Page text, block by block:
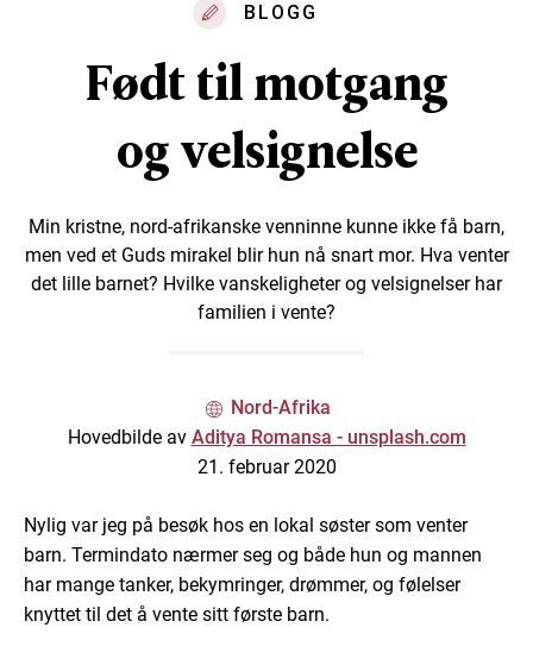
BLOGG
Født til motgang
og velsignelse
Min kristne, nord-afrikanske venninne kunne ikke få barn,
men ved et Guds mirakel blir hun nå snart mor. Hva venter
det lille barnet? Hvilke vanskeligheter og velsignelser har
familien i vente?
Nord-Afrika
Hovedbilde av Aditya Romansa - unsplash.com
21. februar 2020
Nylig var jeg på besøk hos en lokal søster som venter
barn. Termindato nærmer seg og både hun og mannen
har mange tanker, bekymringer, drømmer, og følelser
knyttet til det å vente sitt første barn.